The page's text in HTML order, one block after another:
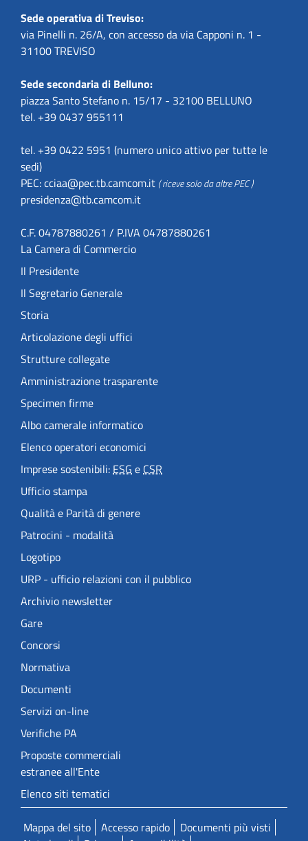
Sede operativa di Treviso:
via Pinelli n. 26/A, con accesso da via Capponi n. 1 -
31100 TREVISO
Sede secondaria di Belluno:
piazza Santo Stefano n. 15/17 - 32100 BELLUNO
tel. +39 0437 955111
tel. +39 0422 5951 (numero unico attivo per tutte le
sedi)
PEC:cciaa@pec.tb.camcom.it ( riceve solo da altre PEC )
presidenza@tb.camcom.it
C.F. 04787880261 / P.IVA 04787880261
La Camera di Commercio
Il Presidente
Il Segretario Generale
Storia
Articolazione degli uffici
Strutture collegate
Amministrazione trasparente
Specimen firme
Albo camerale informatico
Elenco operatori economici
Imprese sostenibili:ESGeCSR
Ufficio stampa
Qualità e Parità di genere
Patrocini - modalità
Logotipo
URP - ufficio relazioni con il pubblico
Archivio newsletter
Gare
Concorsi
Normativa
Documenti
Servizi on-line
Verifiche PA
Proposte commerciali
estranee all'Ente
Elenco siti tematici
Mappa del sito Accesso rapido
Documenti più visti